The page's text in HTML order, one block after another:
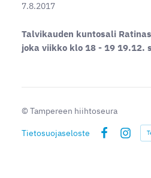
7.8.2017
Talvikauden kuntosali
joka viikko klo 18 - 19 19.12.
© Tampereen hiihtoseura
Tietosuojaseloste